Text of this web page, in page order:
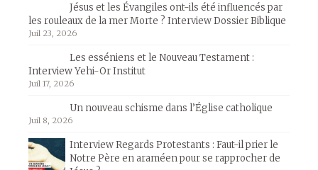
Jésus et les Évangiles ont-ils été influencés par
les rouleaux de la mer Morte ? Interview Dossier Biblique
Juil 23, 2026
Les esséniens et le Nouveau Testament :
Interview Yehi-Or Institut
Juil 17, 2026
Un nouveau schisme dans l’Église catholique
Juil 8, 2026
Interview Regards Protestants : Faut-il prier le
Notre Père en araméen pour se rapprocher de